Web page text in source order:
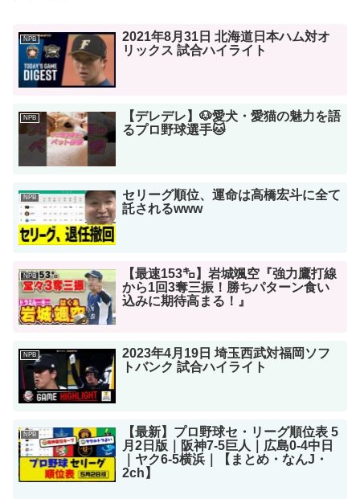
NPB
2021年8月31日 北海道日本ハム対オ
リックス 試合ハイライト
NPB
【デレデレ】🐶愛犬・愛猫の魅力を語
るプロ野球選手🐱
NPB
セリーグ順位、運命は高橋宏斗に全て
託されるwww
NPB
【最速153㌔】岩城颯空『強力鷹打線
から1回3奪三振！勝ちパターン食い
込みに期待高まる！』
NPB
2023年4月19日 埼玉西武対福岡ソフ
トバンク 試合ハイライト
NPB
【最新】プロ野球セ・リーグ順位表 5
月2日版｜阪神7-5巨人｜広島0-4中日
｜ヤク6-5横浜｜【まとめ・なんJ・
2ch】